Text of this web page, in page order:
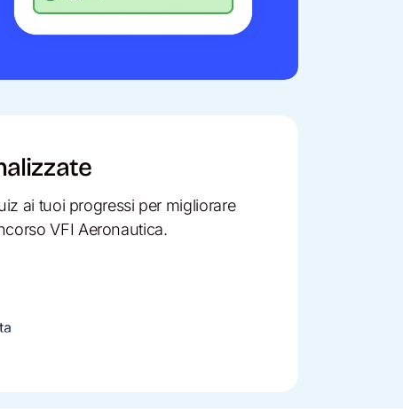
ai tuoi progressi per migliorare
VFI Aeronautica.